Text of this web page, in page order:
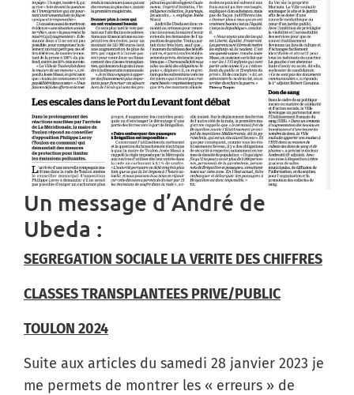
Un message d’André de
Ubeda :
SEGREGATION SOCIALE LA VERITE DES CHIFFRES
CLASSES TRANSPLANTEES PRIVE/PUBLIC
TOULON 2024
Suite aux articles du samedi 28 janvier 2023 je
me permets de montrer les « erreurs » de